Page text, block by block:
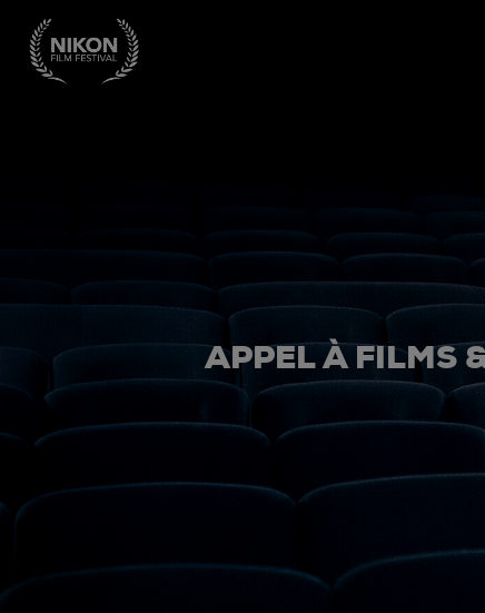
APPEL À FILMS